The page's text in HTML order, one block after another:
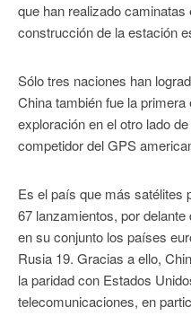
que han realizado
construcción de la estación
Sólo tres naciones han
China también fue la
exploración en el otro lado
competidor del GPS
Es el país que más satélites
67 lanzamientos, por
en su conjunto los países
Rusia 19. Gracias a ello,
la paridad con Estados
telecomunicaciones, en